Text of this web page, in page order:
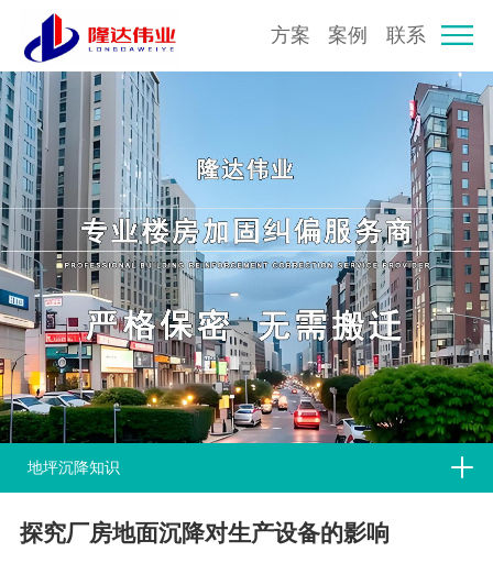
方案 案例 联系
地坪沉降知识
探究厂房地面沉降对生产设备的影响